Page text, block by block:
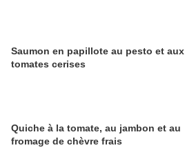
Saumon en papillote au pesto et aux
tomates cerises
Quiche à la tomate, au jambon et au
fromage de chèvre frais